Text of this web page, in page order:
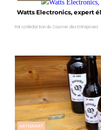
Watts Electronics, expert
Par La Rédaction du Courrier des Entreprises
ARTISANAT